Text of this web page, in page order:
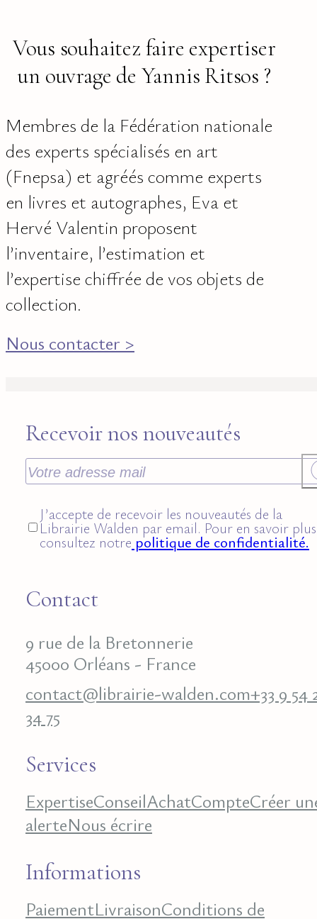
Vous souhaitez faire expertiser
un ouvrage de Yannis Ritsos ?
Membres de la Fédération nationale
des experts spécialisés en art
(Fnepsa) et agréés comme experts
en livres et autographes, Eva et
Hervé Valentin proposent
l’inventaire, l’estimation et
l’expertise chiffrée de vos objets de
collection.
Nous contacter >
Recevoir nos nouveautés
J’accepte de recevoir les nouveautés de la
Librairie Walden par email. Pour en savoir
consultez notre politique de confidentialité.
Contact
9 rue de la Bretonnerie
45000 Orléans - France
contact@librairie-walden.com+33 9 54
34 75
Services
ExpertiseConseilAchatCompteCréer
alerteNous écrire
Informations
PaiementLivraisonConditions de